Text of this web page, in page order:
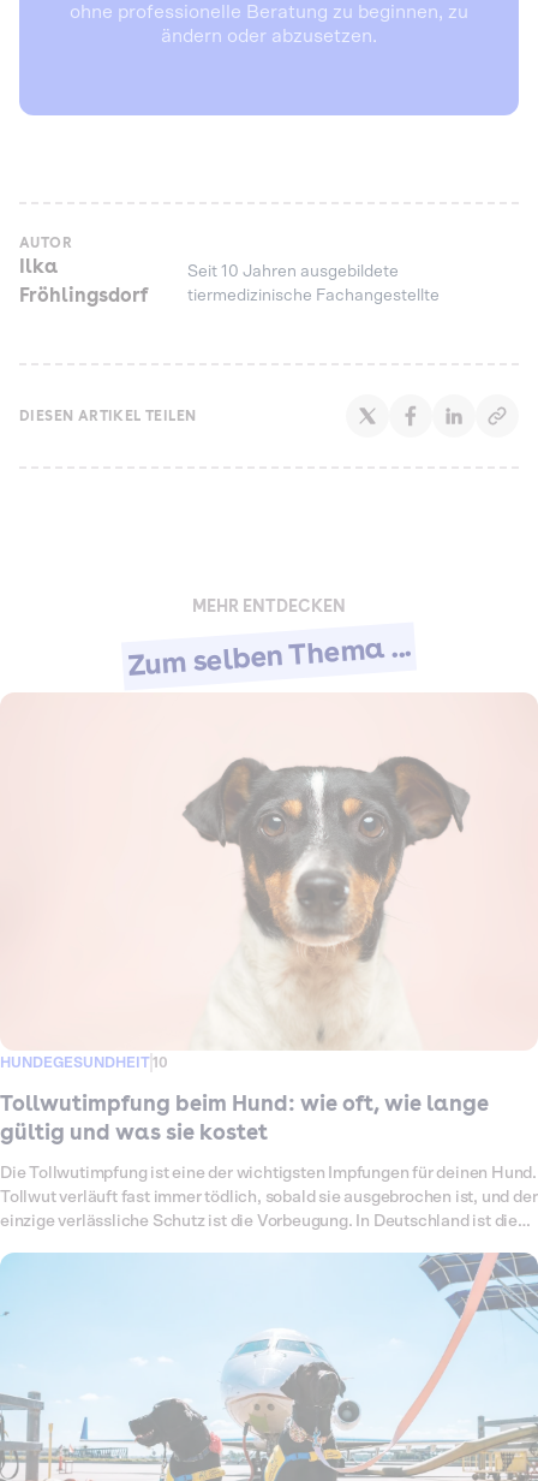
ohne professionelle Beratung zu beginnen, zu
ändern oder abzusetzen.
AUTOR
Ilka
Fröhlingsdorf
Seit 10 Jahren ausgebildete
tiermedizinische Fachangestellte
DIESEN ARTIKEL TEILEN
MEHR ENTDECKEN
Zum selben Thema ...
HUNDEGESUNDHEIT 10
Tollwutimpfung beim Hund: wie oft, wie lange
gültig und was sie kostet
Die Tollwutimpfung ist eine der wichtigsten Impfungen für deinen Hund.
Tollwut verläuft fast immer tödlich, sobald sie ausgebrochen ist, und der
einzige verlässliche Schutz ist die Vorbeugung. In Deutschland ist die
diesem Ratgeber erfährst du, ob dein Hund die Impfung braucht, wie oft
sie aufgefrischt wird, wie lange sie gilt, was sie kostet und welche
Nebenwirkungen möglich sind. Außerdem zeigen wir, worauf du bei